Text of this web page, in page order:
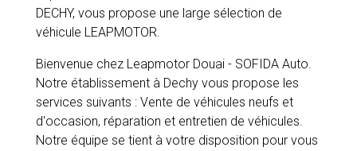
DECHY, vous propose une large sélection de
véhicule LEAPMOTOR.
Bienvenue chez Leapmotor Douai - SOFIDA Auto.
Notre établissement à Dechy vous propose les
services suivants : Vente de véhicules neufs et
d'occasion, réparation et entretien de véhicules.
Notre équipe se tient à votre disposition pour vous